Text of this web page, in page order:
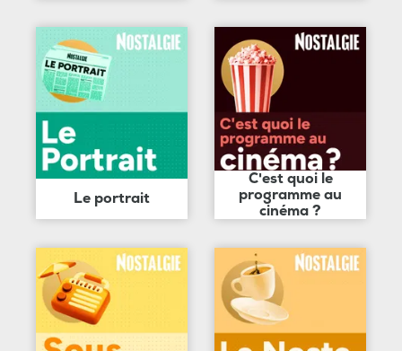
Le portrait
C'est quoi le
programme au
cinéma ?